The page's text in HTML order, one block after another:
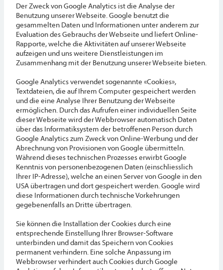
Der Zweck von Google Analytics ist die Analyse der
Benutzung unserer Webseite. Google benutzt die
gesammelten Daten und Informationen unter anderem zur
Evaluation des Gebrauchs der Webseite und liefert Online-
Rapporte, welche die Aktivitäten auf unserer Webseite
aufzeigen und uns weitere Dienstleistungen im
Zusammenhang mit der Benutzung unserer Webseite bieten.
Google Analytics verwendet sogenannte «Cookies»,
Textdateien, die auf Ihrem Computer gespeichert werden
und die eine Analyse Ihrer Benutzung der Webseite
ermöglichen. Durch das Aufrufen einer individuellen Seite
dieser Webseite wird der Webbrowser automatisch Daten
über das Informatiksystem der betroffenen Person durch
Google Analytics zum Zweck von Online-Werbung und der
Abrechnung von Provisionen von Google übermitteln.
Während dieses technischen Prozesses erwirbt Google
Kenntnis von personenbezogenen Daten (einschliesslich
Ihrer IP-Adresse), welche an einen Server von Google in den
USA übertragen und dort gespeichert werden. Google wird
diese Informationen durch technische Vorkehrungen
gegebenenfalls an Dritte übertragen.
Sie können die Installation der Cookies durch eine
entsprechende Einstellung Ihrer Browser-Software
unterbinden und damit das Speichern von Cookies
permanent verhindern. Eine solche Anpassung im
Webbrowser verhindert auch Cookies durch Google